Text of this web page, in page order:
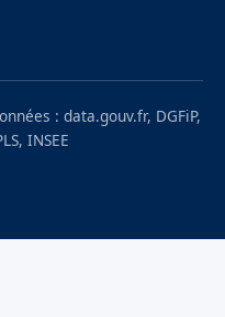
: data.gouv.fr, DGFiP,
INSEE